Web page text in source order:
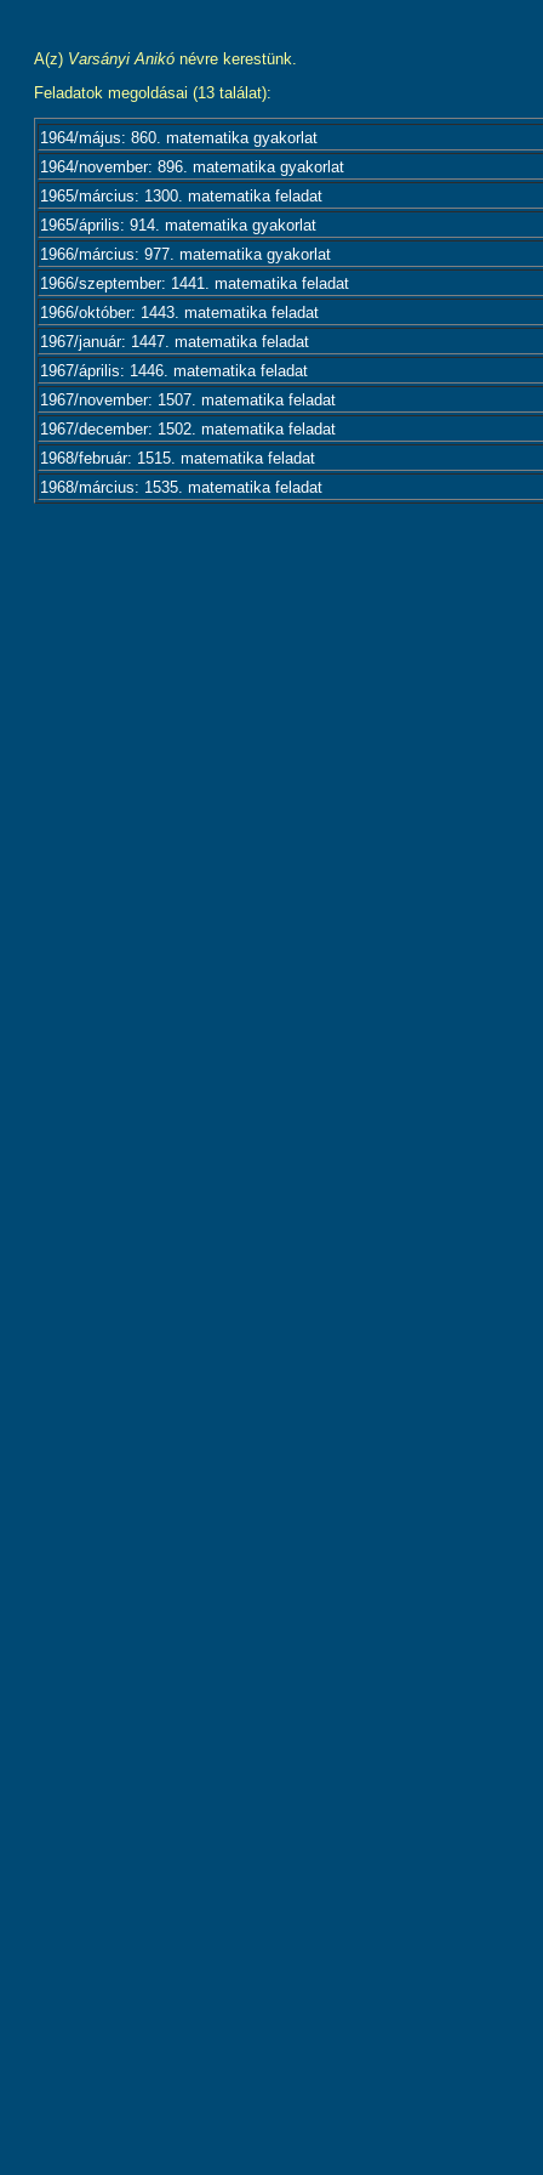
A(z) Varsányi Anikó névre kerestünk.
Feladatok megoldásai (13 találat):
1964/május: 860. matematika gyakorlat
1964/november: 896. matematika gyakorlat
1965/március: 1300. matematika feladat
1965/április: 914. matematika gyakorlat
1966/március: 977. matematika gyakorlat
1966/szeptember: 1441. matematika feladat
1966/október: 1443. matematika feladat
1967/január: 1447. matematika feladat
1967/április: 1446. matematika feladat
1967/november: 1507. matematika feladat
1967/december: 1502. matematika feladat
1968/február: 1515. matematika feladat
1968/március: 1535. matematika feladat